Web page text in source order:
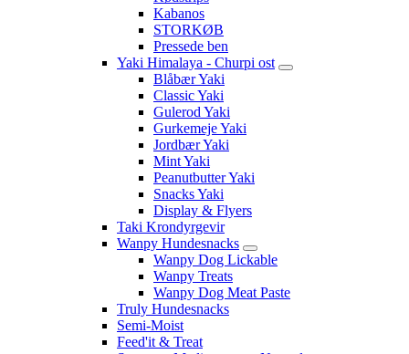
Kabanos
STORKØB
Pressede ben
Yaki Himalaya - Churpi ost
Blåbær Yaki
Classic Yaki
Gulerod Yaki
Gurkemeje Yaki
Jordbær Yaki
Mint Yaki
Peanutbutter Yaki
Snacks Yaki
Display & Flyers
Taki Krondyrgevir
Wanpy Hundesnacks
Wanpy Dog Lickable
Wanpy Treats
Wanpy Dog Meat Paste
Truly Hundesnacks
Semi-Moist
Feed'it & Treat